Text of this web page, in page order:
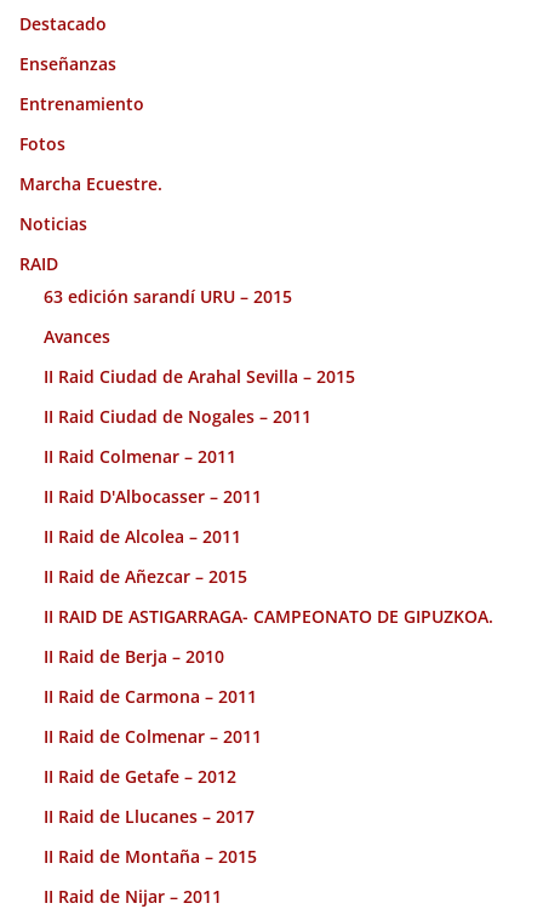
Destacado
Enseñanzas
Entrenamiento
Fotos
Marcha Ecuestre.
Noticias
RAID
63 edición sarandí URU – 2015
Avances
II Raid Ciudad de Arahal Sevilla – 2015
II Raid Ciudad de Nogales – 2011
II Raid Colmenar – 2011
II Raid D'Albocasser – 2011
II Raid de Alcolea – 2011
II Raid de Añezcar – 2015
II RAID DE ASTIGARRAGA- CAMPEONATO DE GIPUZKOA.
II Raid de Berja – 2010
II Raid de Carmona – 2011
II Raid de Colmenar – 2011
II Raid de Getafe – 2012
II Raid de Llucanes – 2017
II Raid de Montaña – 2015
II Raid de Nijar – 2011